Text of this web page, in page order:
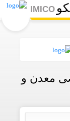
IMICO
معدن و